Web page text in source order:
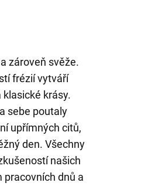
zároveň svěže.
frézií vytváří
krásy.
sebe poutaly
upřímných citů,
den. Všechny
našich
dnů a